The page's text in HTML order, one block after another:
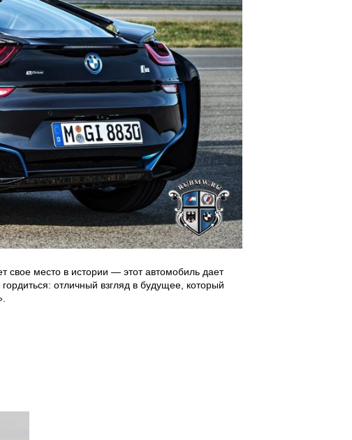
свое место в истории — этот автомобиль дает
отличный взгляд в будущее, который